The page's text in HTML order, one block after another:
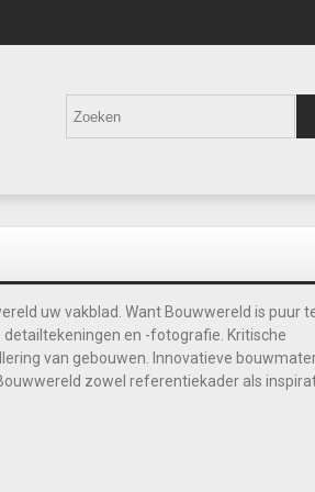
uw vakblad. Want Bouwwereld is puur
en -fotografie. Kritische
van gebouwen. Innovatieve
zowel referentiekader als